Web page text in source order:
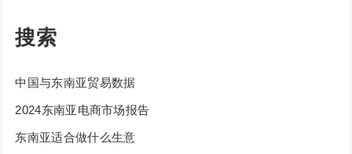
搜索
中国与东南亚贸易数据
2024东南亚电商市场报告
东南亚适合做什么生意